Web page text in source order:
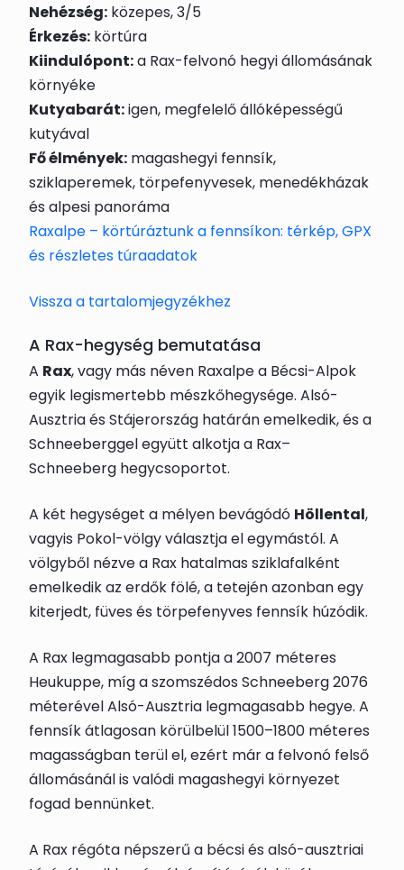
Nehézség: közepes, 3/5
Érkezés: körtúra
Kiindulópont:a Rax-felvonó hegyi állomásának
környéke
Kutyabarát:igen, megfelelő állóképességű
kutyával
Fő élmények: magashegyi fennsík,
sziklaperemek, törpefenyvesek, menedékházak
és alpesi panoráma
Raxalpe – körtúráztunk a fennsíkon: térkép, GPX
és részletes túraadatok
Vissza a tartalomjegyzékhez
A Rax-hegység bemutatása
A Rax, vagy más néven Raxalpe a Bécsi-Alpok
egyik legismertebb mészkőhegysége. Alsó-
Ausztria és Stájerország határán emelkedik, és a
Schneeberggel együtt alkotja a Rax–
Schneeberg hegycsoportot.
A két hegységet a mélyen bevágódó Höllental,
vagyis Pokol-völgy választja el egymástól. A
völgyből nézve a Rax hatalmas sziklafalként
emelkedik az erdők fölé, a tetején azonban egy
kiterjedt, füves és törpefenyves fennsík húzódik.
A Rax legmagasabb pontja a 2007 méteres
Heukuppe, míg a szomszédos Schneeberg 2076
méterével Alsó-Ausztria legmagasabb hegye. A
fennsík átlagosan körülbelül 1500–1800 méteres
magasságban terül el, ezért már a felvonó felső
állomásánál is valódi magashegyi környezet
fogad bennünket.
A Rax régóta népszerű a bécsi és alsó-ausztriai